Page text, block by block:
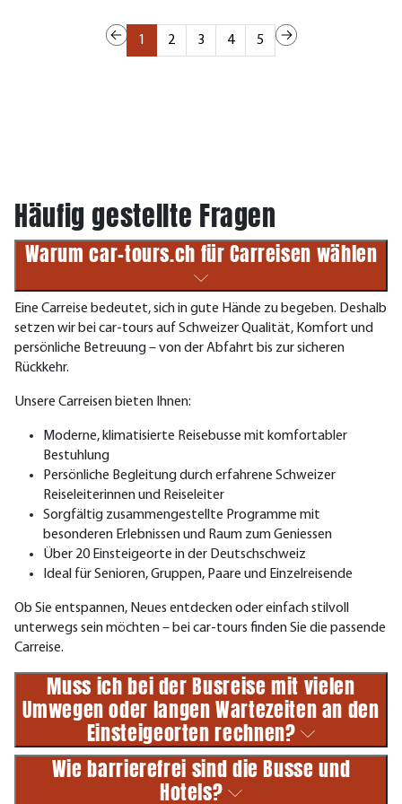
1 2 3 4 5
Häufig gestellte Fragen
Warum car-tours.ch für Carreisen wählen
Eine Carreise bedeutet, sich in gute Hände zu begeben. Deshalb
setzen wir bei car-tours auf Schweizer Qualität, Komfort und
persönliche Betreuung – von der Abfahrt bis zur sicheren
Rückkehr.
Unsere Carreisen bieten Ihnen:
Moderne, klimatisierte Reisebusse mit komfortabler
Bestuhlung
Persönliche Begleitung durch erfahrene Schweizer
Reiseleiterinnen und Reiseleiter
Sorgfältig zusammengestellte Programme mit
besonderen Erlebnissen und Raum zum Geniessen
Über 20 Einsteigeorte in der Deutschschweiz
Ideal für Senioren, Gruppen, Paare und Einzelreisende
Ob Sie entspannen, Neues entdecken oder einfach stilvoll
unterwegs sein möchten – bei car-tours finden Sie die passende
Carreise.
Muss ich bei der Busreise mit vielen
Umwegen oder langen Wartezeiten an den
Einsteigeorten rechnen?
Wie barrierefrei sind die Busse und
Hotels?